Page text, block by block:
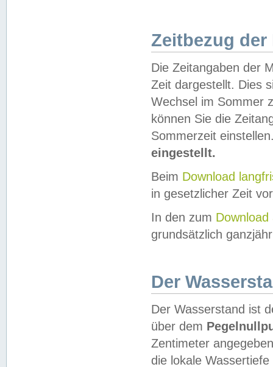
Zeitbezug der
Die Zeitangaben der
Zeit dargestellt. Dies
Wechsel im Sommer
können Sie die
Sommerzeit
eingestellt.
Beim Download
in gesetzlicher Zeit
In den zum Download
grundsätzlich
Der
Der Wasserstand ist
über dem
Zentimeter
die lokale